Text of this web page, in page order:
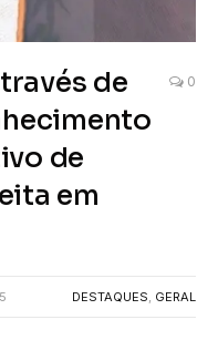
de
de
em
0
DESTAQUES GERAL